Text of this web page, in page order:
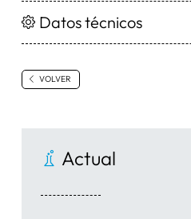
Datos técnicos
VOLVER
Actual